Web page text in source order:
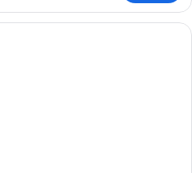
Habitación de hotel con dos camas,